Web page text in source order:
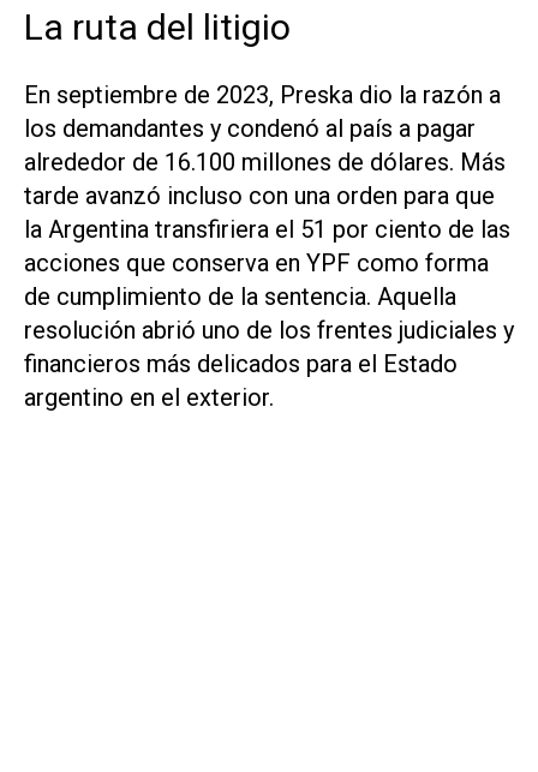
La ruta del litigio
En septiembre de 2023, Preska dio la razón a
los demandantes y condenó al país a pagar
alrededor de 16.100 millones de dólares. Más
tarde avanzó incluso con una orden para que
la Argentina transfiriera el 51 por ciento de las
acciones que conserva en YPF como forma
de cumplimiento de la sentencia. Aquella
resolución abrió uno de los frentes judiciales y
financieros más delicados para el Estado
argentino en el exterior.